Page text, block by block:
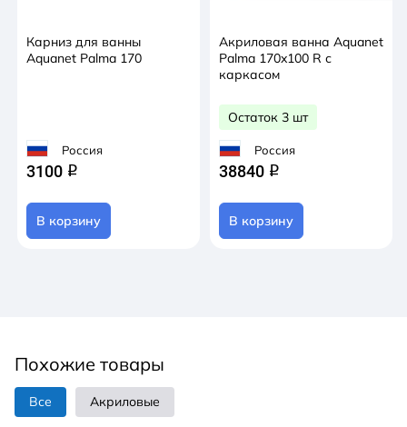
Карниз для ванны
Aquanet Palma 170
Россия
3100 q
В корзину
Акриловая ванна Aquanet
Palma 170x100 R с
каркасом
Остаток 3 шт
Россия
38840 q
В корзину
Похожие товары
Все Акриловые